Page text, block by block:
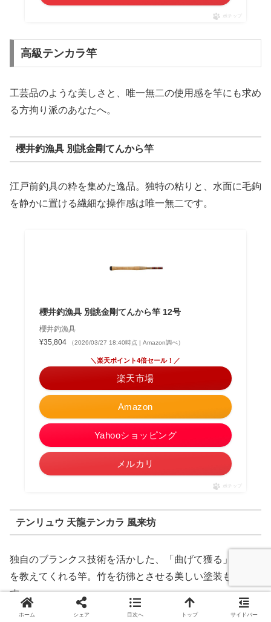
ポチップ
高級テンカラ竿
工芸品のような美しさと、唯一無二の使用感を竿にも求め
る方拘り派のあなたへ。
櫻井釣漁具 別誂金剛てんから竿
江戸前釣具の粋を集めた逸品。独特の粘りと、水面に毛鉤
を静かに置ける繊細な操作感は唯一無二です。
櫻井釣漁具 別誂金剛てんから竿 12号
櫻井釣漁具
¥35,804
（2026/03/27 18:40時点 | Amazon調べ）
Amazon
＼楽天ポイント4倍セール！／
楽天市場
Yahooショッピング
メルカリ
ポチップ
テンリュウ 天龍テンカラ 風来坊
独自のブランクス技術を活かした、「曲げて獲る」楽しさ
を教えてくれる竿。竹を彷彿とさせる美しい塗装も魅力で
す。
ホーム シェア 目次へ トップ サイドバー